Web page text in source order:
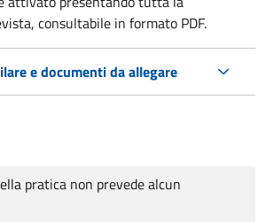
consultabile in formato PDF.
e documenti da allegare
pratica non prevede alcun